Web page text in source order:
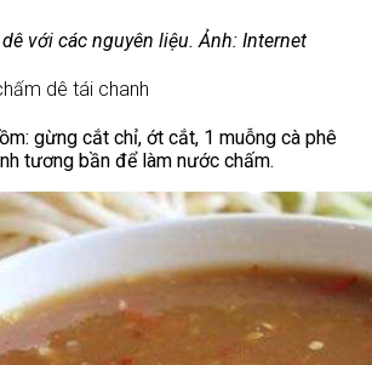
với các nguyên liệu. Ảnh: Internet
dê tái chanh
gừng cắt chỉ, ớt cắt, 1 muỗng cà phê
tương bần để làm nước chấm.